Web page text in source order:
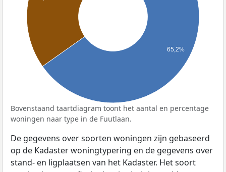
65,2%
Bovenstaand taartdiagram toont het aantal en percentage
woningen naar type in de Fuutlaan.
De gegevens over soorten woningen zijn gebaseerd
op de Kadaster woningtypering en de gegevens over
stand- en ligplaatsen van het Kadaster. Het soort